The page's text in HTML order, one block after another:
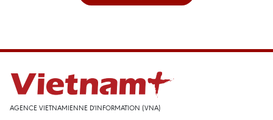
AGENCE VIETNAMIENNE D'INFORMATION (VNA)